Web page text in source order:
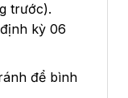
trước).
kỳ 06
để bình